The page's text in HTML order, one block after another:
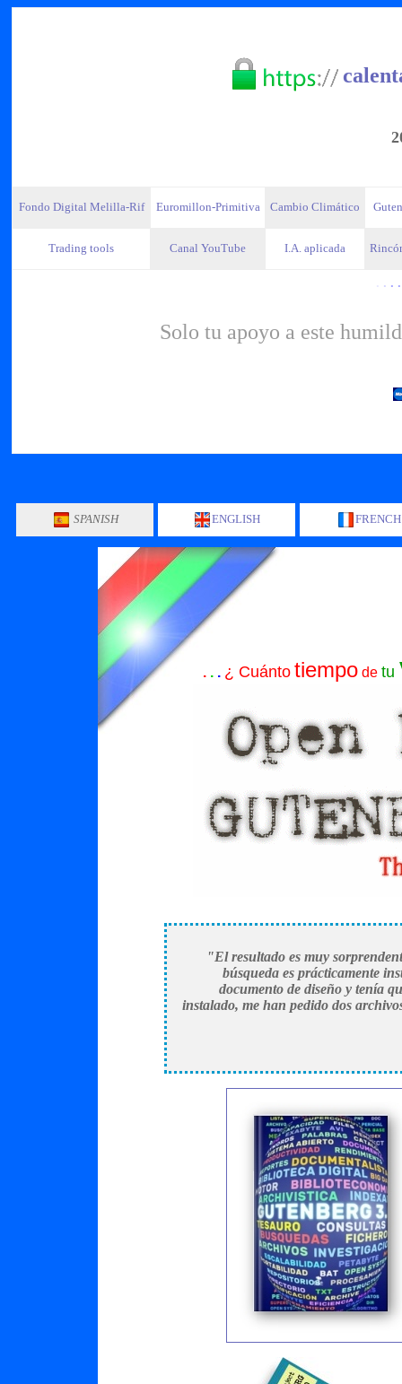
Fondo Digital Melilla-Rif Euromillon-Primitiva Cambio Climático
Trading tools Canal YouTube I.A. aplicada
· ·
Solo tu apoyo a este
SPANISH ENGLISH FRENCH
. . . ¿ Cuánto tiempo de tu
"El resultado es muy
búsqueda es prácticamente
documento de diseño y tenía
instalado, me han pedido dos